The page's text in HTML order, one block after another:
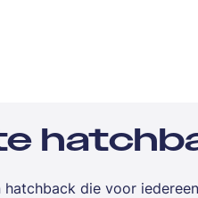
hatchback die voor